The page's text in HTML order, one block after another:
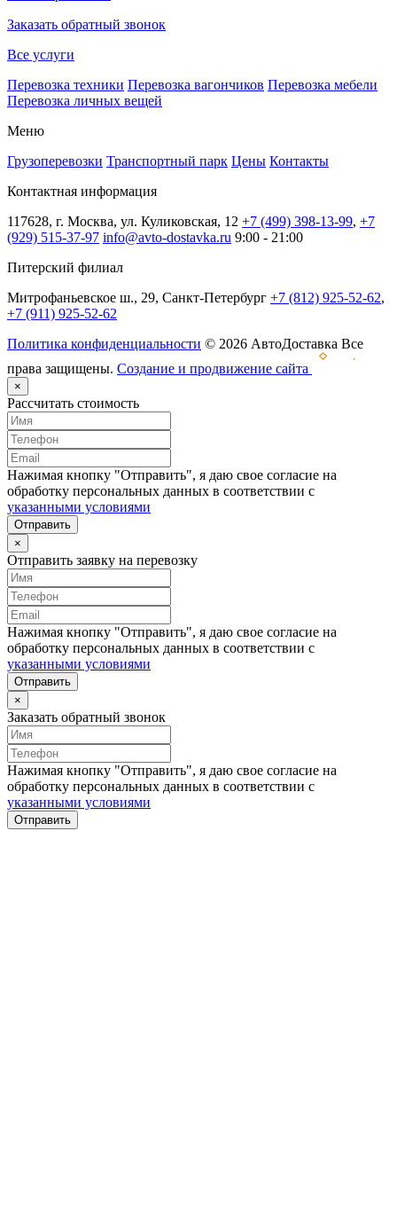
Заказать обратный звонок
Все услуги
Перевозка техники Перевозка вагончиков Перевозка мебели
Перевозка личных вещей
Меню
Грузоперевозки Транспортный парк Цены Контакты
Контактная информация
117628, г. Москва, ул. Куликовская, 12 +7 (499) 398-13-99, +7
(929) 515-37-97 info@avto-dostavka.ru 9:00 - 21:00
Питерский филиал
Митрофаньевское ш., 29, Санкт-Петербург +7 (812) 925-52-62,
+7 (911) 925-52-62
Политика конфиденциальности © 2026 АвтоДоставка Все
права защищены. Создание и продвижение сайта
×
Рассчитать стоимость
Нажимая кнопку "Отправить", я даю свое согласие на
обработку персональных данных в соответствии с
указанными условиями
Отправить
×
Отправить заявку на перевозку
Нажимая кнопку "Отправить", я даю свое согласие на
обработку персональных данных в соответствии с
указанными условиями
Отправить
×
Заказать обратный звонок
Нажимая кнопку "Отправить", я даю свое согласие на
обработку персональных данных в соответствии с
указанными условиями
Отправить